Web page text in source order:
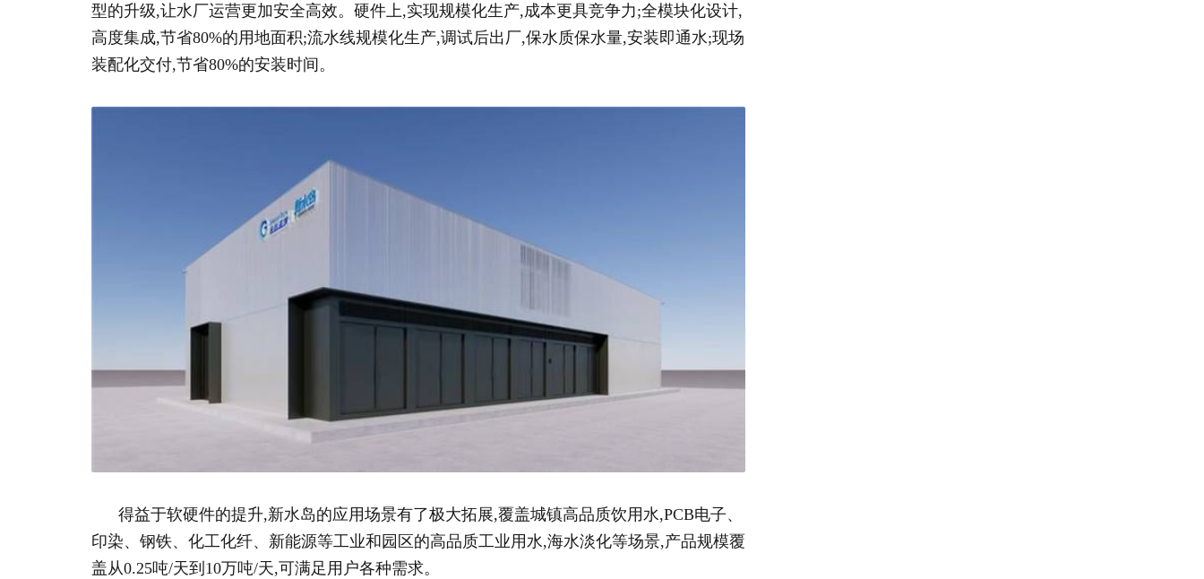
型的升级,让水厂运营更加安全高效。硬件上,实现规模化生产,成本更具竞争力;全模块化设计,
高度集成,节省80%的用地面积;流水线规模化生产,调试后出厂,保水质保水量,安装即通水;现场
装配化交付,节省80%的安装时间。
得益于软硬件的提升,新水岛的应用场景有了极大拓展,覆盖城镇高品质饮用水,PCB电子、
印染、钢铁、化工化纤、新能源等工业和园区的高品质工业用水,海水淡化等场景,产品规模覆
盖从0.25吨/天到10万吨/天,可满足用户各种需求。